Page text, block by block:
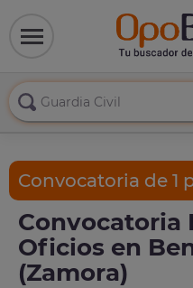
Convocatoria de 1
Convocatoria
Oficios en
(Zamora)